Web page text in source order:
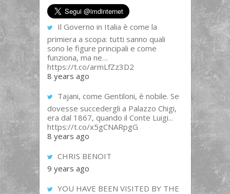
Il Governo in Italia è come la
primiera a scopa: tutti sanno quali
sono le figure principali e come
funziona, ma ne…
https://t.co/armLfZz3D2
8 years ago
Tajani, come Gentiloni, è nobile. Se
dovesse succedergli a Palazzo Chigi,
era dal 1867, quando il Conte Luigi...
https://t.co/x5gCNARpgG
8 years ago
CHRIS BENOIT
9 years ago
YOU HAVE BEEN VISITED BY THE